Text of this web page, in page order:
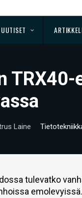
UUTISET
Laine
tulevatko
emolevyissä.